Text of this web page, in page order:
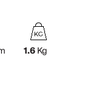
1.6Kg